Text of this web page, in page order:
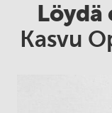
Löydä
Kasvu